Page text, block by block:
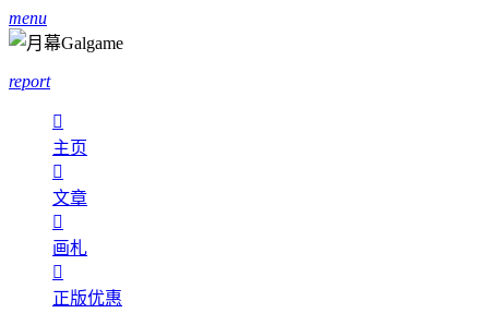
menu
report

主页

文章

画札

正版优惠